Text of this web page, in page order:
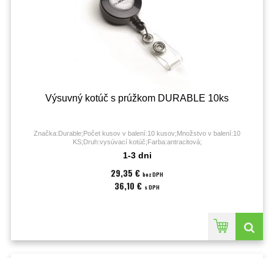
Výsuvný kotúč s prúžkom DURABLE 10ks
Značka:Durable;Počet kusov v balení:10 kusov;Množstvo v balení:10
KS;Druh:vysúvací kotúč;Farba:antracitová;
1-3 dni
29,35 € bez DPH
36,10 € s DPH